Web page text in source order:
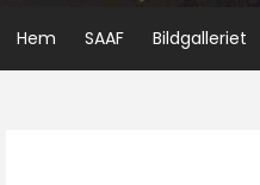
Hem SAAF Bildgalleriet